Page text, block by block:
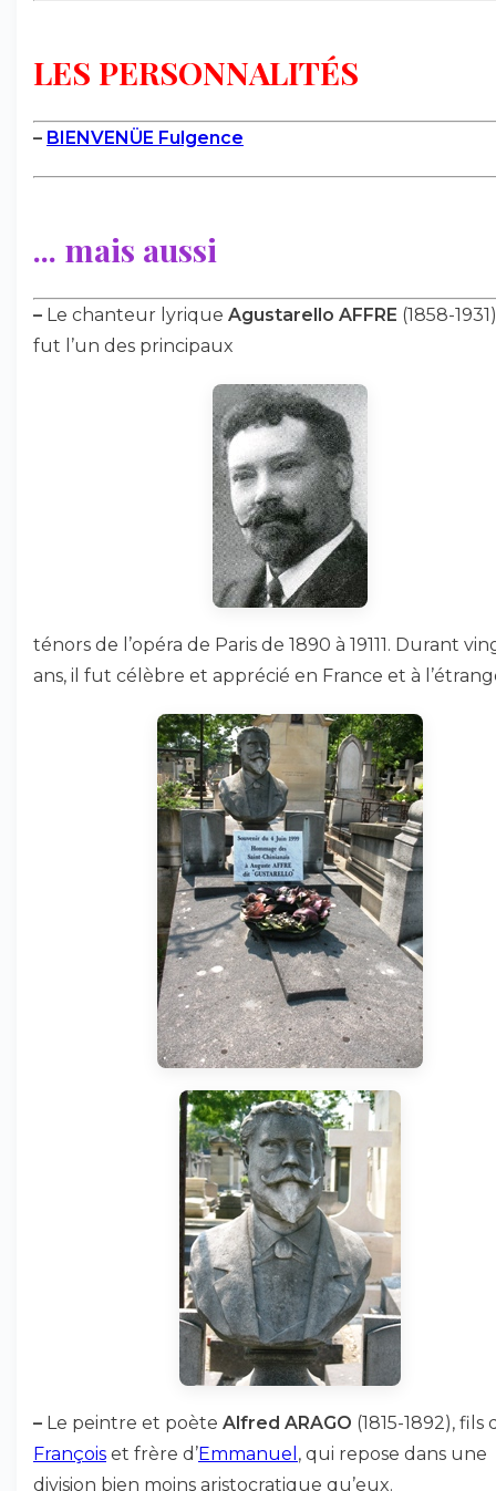
LES PERSONNALITÉS
– BIENVENÜE Fulgence
... mais aussi
– Le chanteur lyrique Agustarello AFFRE (1858-
fut l’un des principaux
ténors de l’opéra de Paris de 1890 à 19111. Durant
ans, il fut célèbre et apprécié en France et à
– Le peintre et poète Alfred ARAGO (1815-1892), fils
François et frère d’Emmanuel , qui repose dans une
division bien moins aristocratique qu’eux.